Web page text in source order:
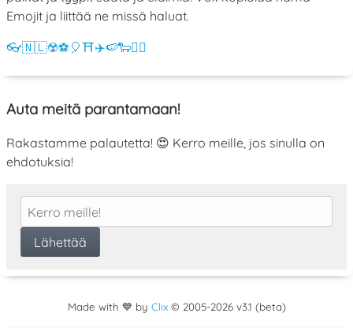
Emojit ja liittää ne missä haluat.
👓🇳🇱☢️⚽ 🎈⛩️✈️🍉🐑💁‍♀️
Auta meitä parantamaan!
Rakastamme palautetta! 😍 Kerro meille, jos sinulla on
ehdotuksia!
Made with 💙 by Clix© 2005-2026 v3.1 (beta)